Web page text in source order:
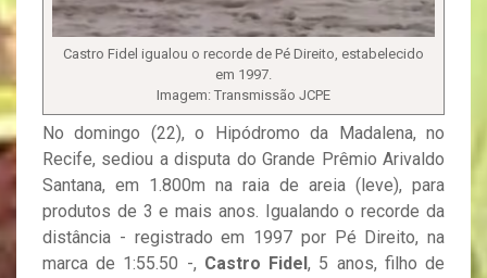
Castro Fidel igualou o recorde de Pé Direito, estabelecido
em 1997.
Imagem: Transmissão JCPE
No domingo (22), o Hipódromo da Madalena, no
Recife, sediou a disputa do Grande Prêmio Arivaldo
Santana, em 1.800m na raia de areia (leve), para
produtos de 3 e mais anos. Igualando o recorde da
distância - registrado em 1997 por Pé Direito, na
marca de 1:55.50 -, Castro Fidel, 5 anos, filho de